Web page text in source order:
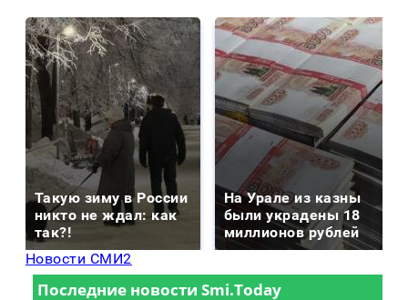
Такую зиму в России
никто не ждал: как
так?!
На Урале из казны
были украдены 18
миллионов рублей
Новости СМИ2